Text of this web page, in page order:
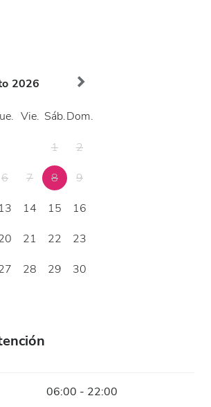
2026
Vie. Sáb.Dom.
1
2
6 7 8
9
13 14 15
16
21 22
23
28 29
30
06:00 - 22:00